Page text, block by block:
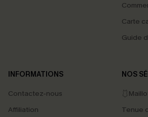
Carte
Guide
INFORMATIONS
Contactez-nous
Affiliation
NOS
Tenue
PROFITEZ DE
marketing (y compris du contenu généré par